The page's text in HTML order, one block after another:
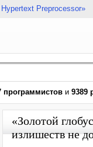
Preprocessor»
программистов и 9389
«Золотой
излишеств не